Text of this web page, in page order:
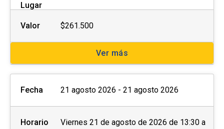
Lugar
Valor $261.500
Ver más
Fecha 21 agosto 2026 - 21 agosto 2026
Horario
Viernes 21 de agosto de 2026 de 13:30 a